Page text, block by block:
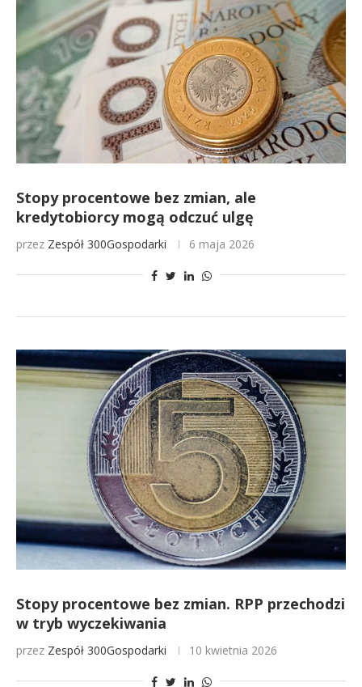
Stopy procentowe bez zmian, ale
kredytobiorcy mogą odczuć ulgę
przez Zespół 300Gospodarki 6 maja 2026
Stopy procentowe bez zmian. RPP przechodzi
w tryb wyczekiwania
przez Zespół 300Gospodarki 10 kwietnia 2026